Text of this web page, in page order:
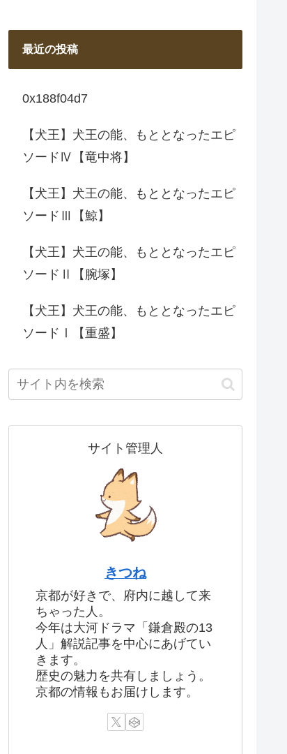
最近の投稿
0x188f04d7
【犬王】犬王の能、もととなったエピ
ソードⅣ【竜中将】
【犬王】犬王の能、もととなったエピ
ソードⅢ【鯨】
【犬王】犬王の能、もととなったエピ
ソードⅡ【腕塚】
【犬王】犬王の能、もととなったエピ
ソードⅠ【重盛】
サイト管理人
きつね
京都が好きで、府内に越して来
ちゃった人。
今年は大河ドラマ「鎌倉殿の13
人」解説記事を中心にあげてい
きます。
歴史の魅力を共有しましょう。
京都の情報もお届けします。